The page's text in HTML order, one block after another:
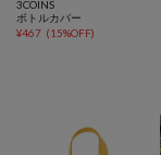
3COINS
ボトルカバー
¥467 (15%OFF)